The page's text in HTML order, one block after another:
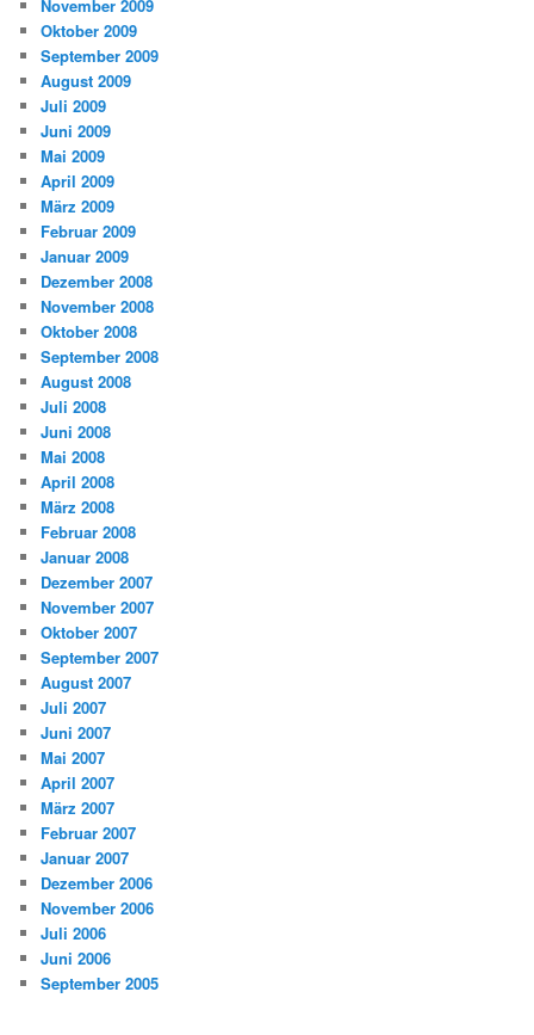
November 2009
Oktober 2009
September 2009
August 2009
Juli 2009
Juni 2009
Mai 2009
April 2009
März 2009
Februar 2009
Januar 2009
Dezember 2008
November 2008
Oktober 2008
September 2008
August 2008
Juli 2008
Juni 2008
Mai 2008
April 2008
März 2008
Februar 2008
Januar 2008
Dezember 2007
November 2007
Oktober 2007
September 2007
August 2007
Juli 2007
Juni 2007
Mai 2007
April 2007
März 2007
Februar 2007
Januar 2007
Dezember 2006
November 2006
Juli 2006
Juni 2006
September 2005